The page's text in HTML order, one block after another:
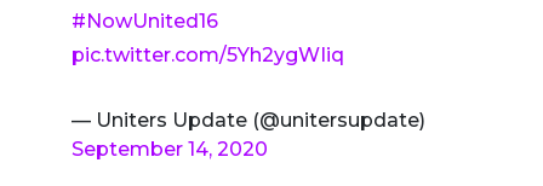
#NowUnited16
pic.twitter.com/5Yh2ygWIiq
— Uniters Update (@unitersupdate)
September 14, 2020